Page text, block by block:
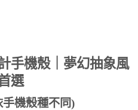
。
手機殼｜夢幻抽象風
選
機殼種不同)